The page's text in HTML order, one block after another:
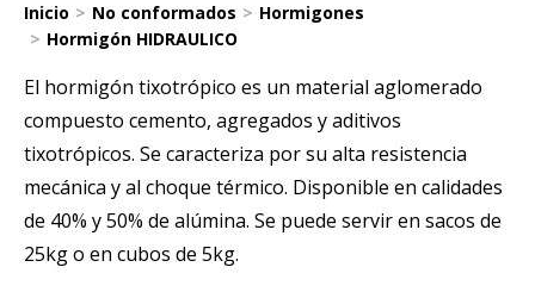
Estás aquí:
Inicio No conformados
Hormigones
Hormigón HIDRAULICO
El hormigón tixotrópico es un material aglomerado
compuesto cemento, agregados y aditivos
tixotrópicos. Se caracteriza por su alta resistencia
mecánica y al choque térmico. Disponible en calidades
de 40% y 50% de alúmina. Se puede servir en sacos de
25kg o en cubos de 5kg.